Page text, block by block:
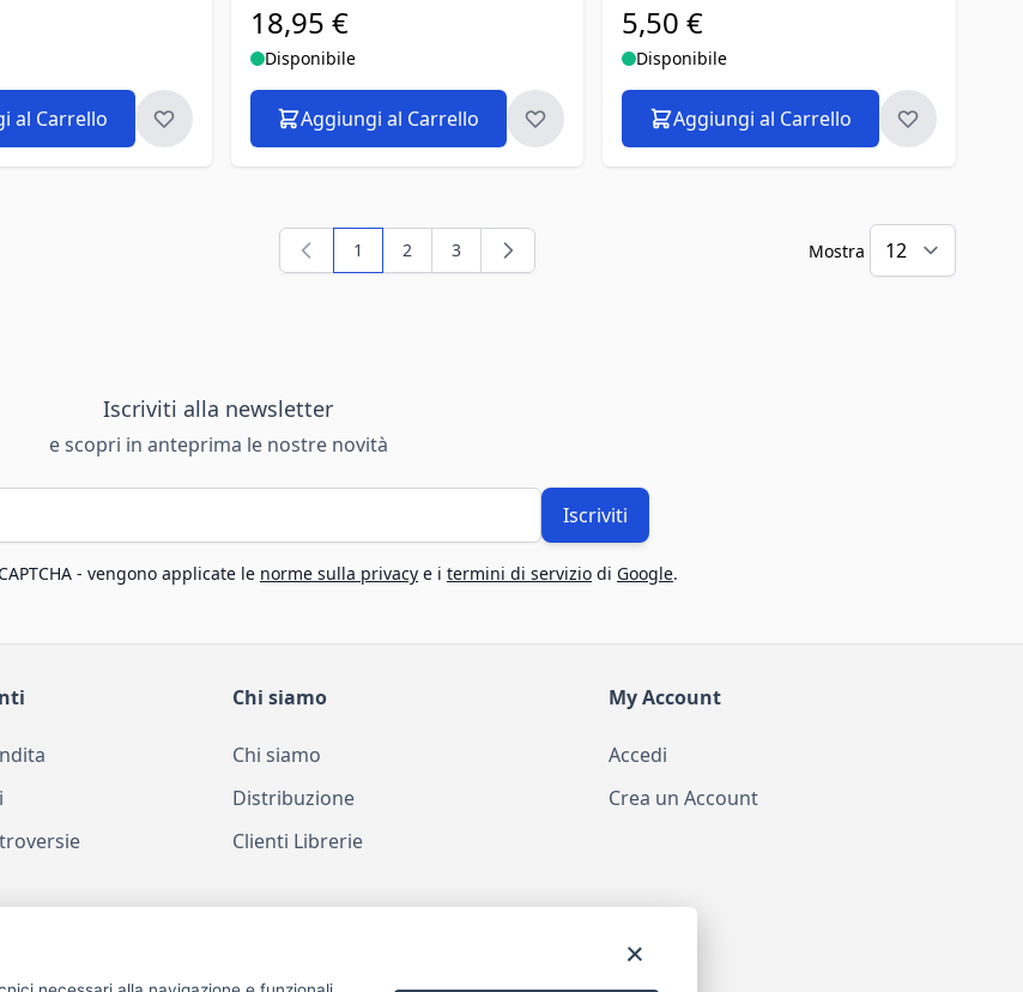
al Carrello
18,95 €
Disponibile
Aggiungi al Carrello
5,50 €
Disponibile
Aggiungi al Carrello
Attualmente stai leggendo la pagina
1 Pagina
2 Pagina
3 Mostra
Iscriviti alla newsletter
e scopri in anteprima le nostre novità
Iscriviti
- vengono applicate le norme sulla privacy e i termini di servizio di Google.
Chi siamo
Chi siamo
Distribuzione
Clienti Librerie
My Account
Accedi
Crea un Account